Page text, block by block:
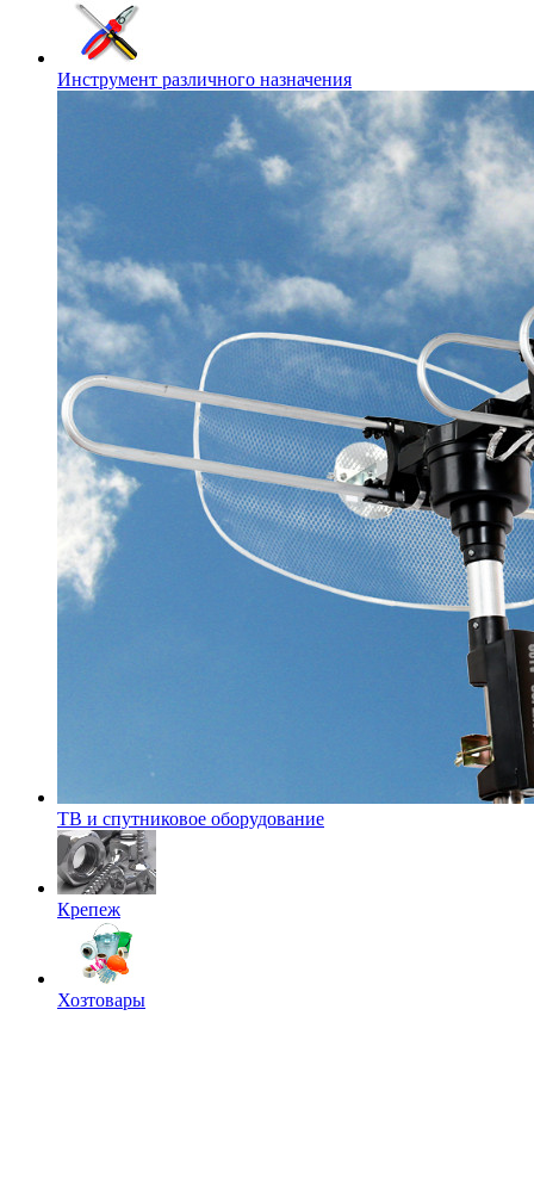
Инструмент различного назначения
ТВ и спутниковое оборудование
Крепеж
Хозтовары